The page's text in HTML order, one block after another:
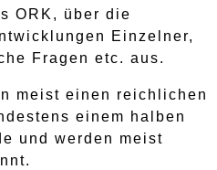
ORK, über die
Einzelner,
Fragen etc. aus.
meist einen reichlichen
einem halben
und werden meist